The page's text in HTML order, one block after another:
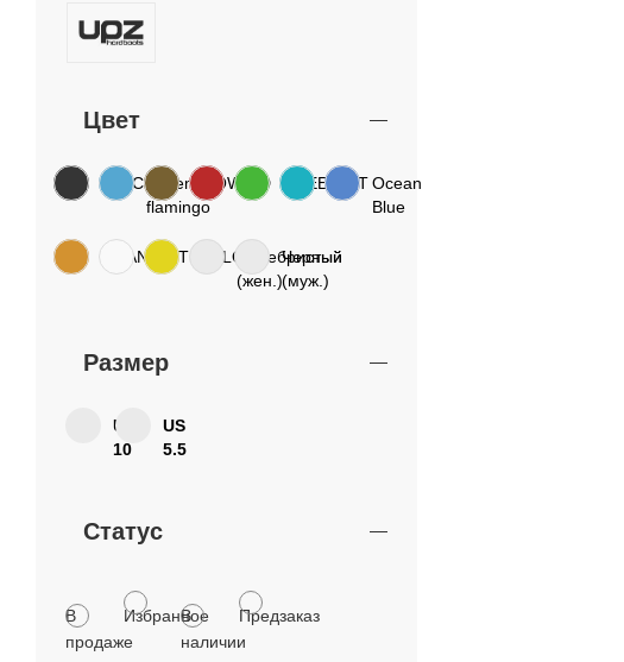
Цвет
BLACK bohemian
flamingo
BROWNRED GREEN MINTOcean
Blue
ORANGEWHITE YELLOWСеребристый
(жен.)
Черный
(муж.)
Размер
US
10
US
5.5
Статус
В
продаже
Избранное
В
наличии
Предзаказ